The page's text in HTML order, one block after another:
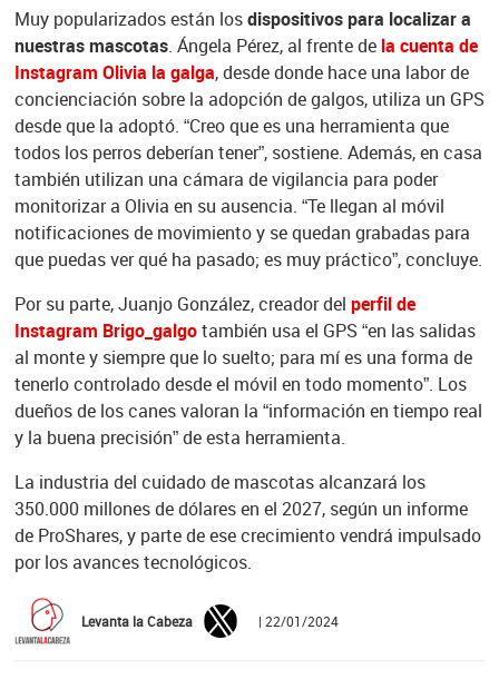
Muy popularizados están losdispositivos para localizar a
nuestras mascotas. Ángela Pérez, al frente de la cuenta de
Instagram Olivia la galga, desde donde hace una labor de
concienciación sobre la adopción de galgos, utiliza un GPS
desde que la adoptó. “Creo que es una herramienta que
todos los perros deberían tener”, sostiene. Además, en casa
también utilizan una cámara de vigilancia para poder
monitorizar a Olivia en su ausencia. “Te llegan al móvil
notificaciones de movimiento y se quedan grabadas para
que puedas ver qué ha pasado; es muy práctico”, concluye.
Por su parte, Juanjo González, creador del perfil de
Instagram Brigo_galgotambién usa el GPS “en las salidas
al monte y siempre que lo suelto; para mí es una forma de
tenerlo controlado desde el móvil en todo momento”. Los
dueños de los canes valoran la “información en tiempo real
y la buena precisión” de esta herramienta.
La industria del cuidado de mascotas alcanzará los
350.000 millones de dólares en el 2027, según un informe
de ProShares, y parte de ese crecimiento vendrá impulsado
por los avances tecnológicos.
Levanta la Cabeza | 22/01/2024